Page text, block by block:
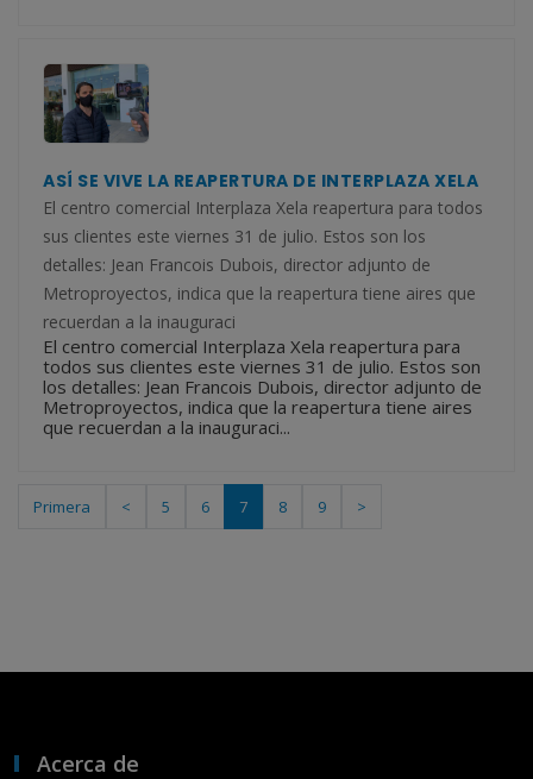
ASÍ SE VIVE LA REAPERTURA DE INTERPLAZA XELA
El centro comercial Interplaza Xela reapertura para todos
sus clientes este viernes 31 de julio. Estos son los
detalles: Jean Francois Dubois, director adjunto de
Metroproyectos, indica que la reapertura tiene aires que
recuerdan a la inauguraci
El centro comercial Interplaza Xela reapertura para
todos sus clientes este viernes 31 de julio. Estos son
los detalles: Jean Francois Dubois, director adjunto de
Metroproyectos, indica que la reapertura tiene aires
que recuerdan a la inauguraci...
Primera < 5 6 7 8 9 >
Acerca de